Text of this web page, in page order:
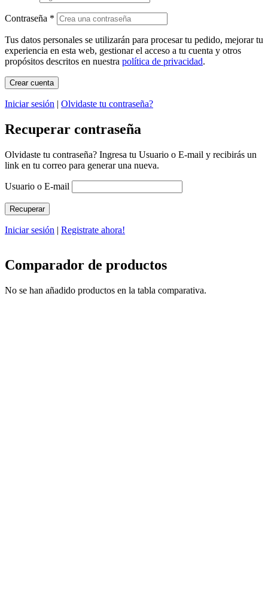
Contraseña *
Tus datos personales se utilizarán para procesar tu pedido, mejorar tu
experiencia en esta web, gestionar el acceso a tu cuenta y otros
propósitos descritos en nuestra política de privacidad.
Iniciar sesión | Olvidaste tu contraseña?
Recuperar contraseña
Olvidaste tu contraseña? Ingresa tu Usuario o E-mail y recibirás un
link en tu correo para generar una nueva.
Usuario o E-mail
Iniciar sesión | Registrate ahora!